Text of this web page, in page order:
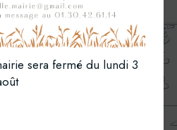
sera fermé du lundi 3